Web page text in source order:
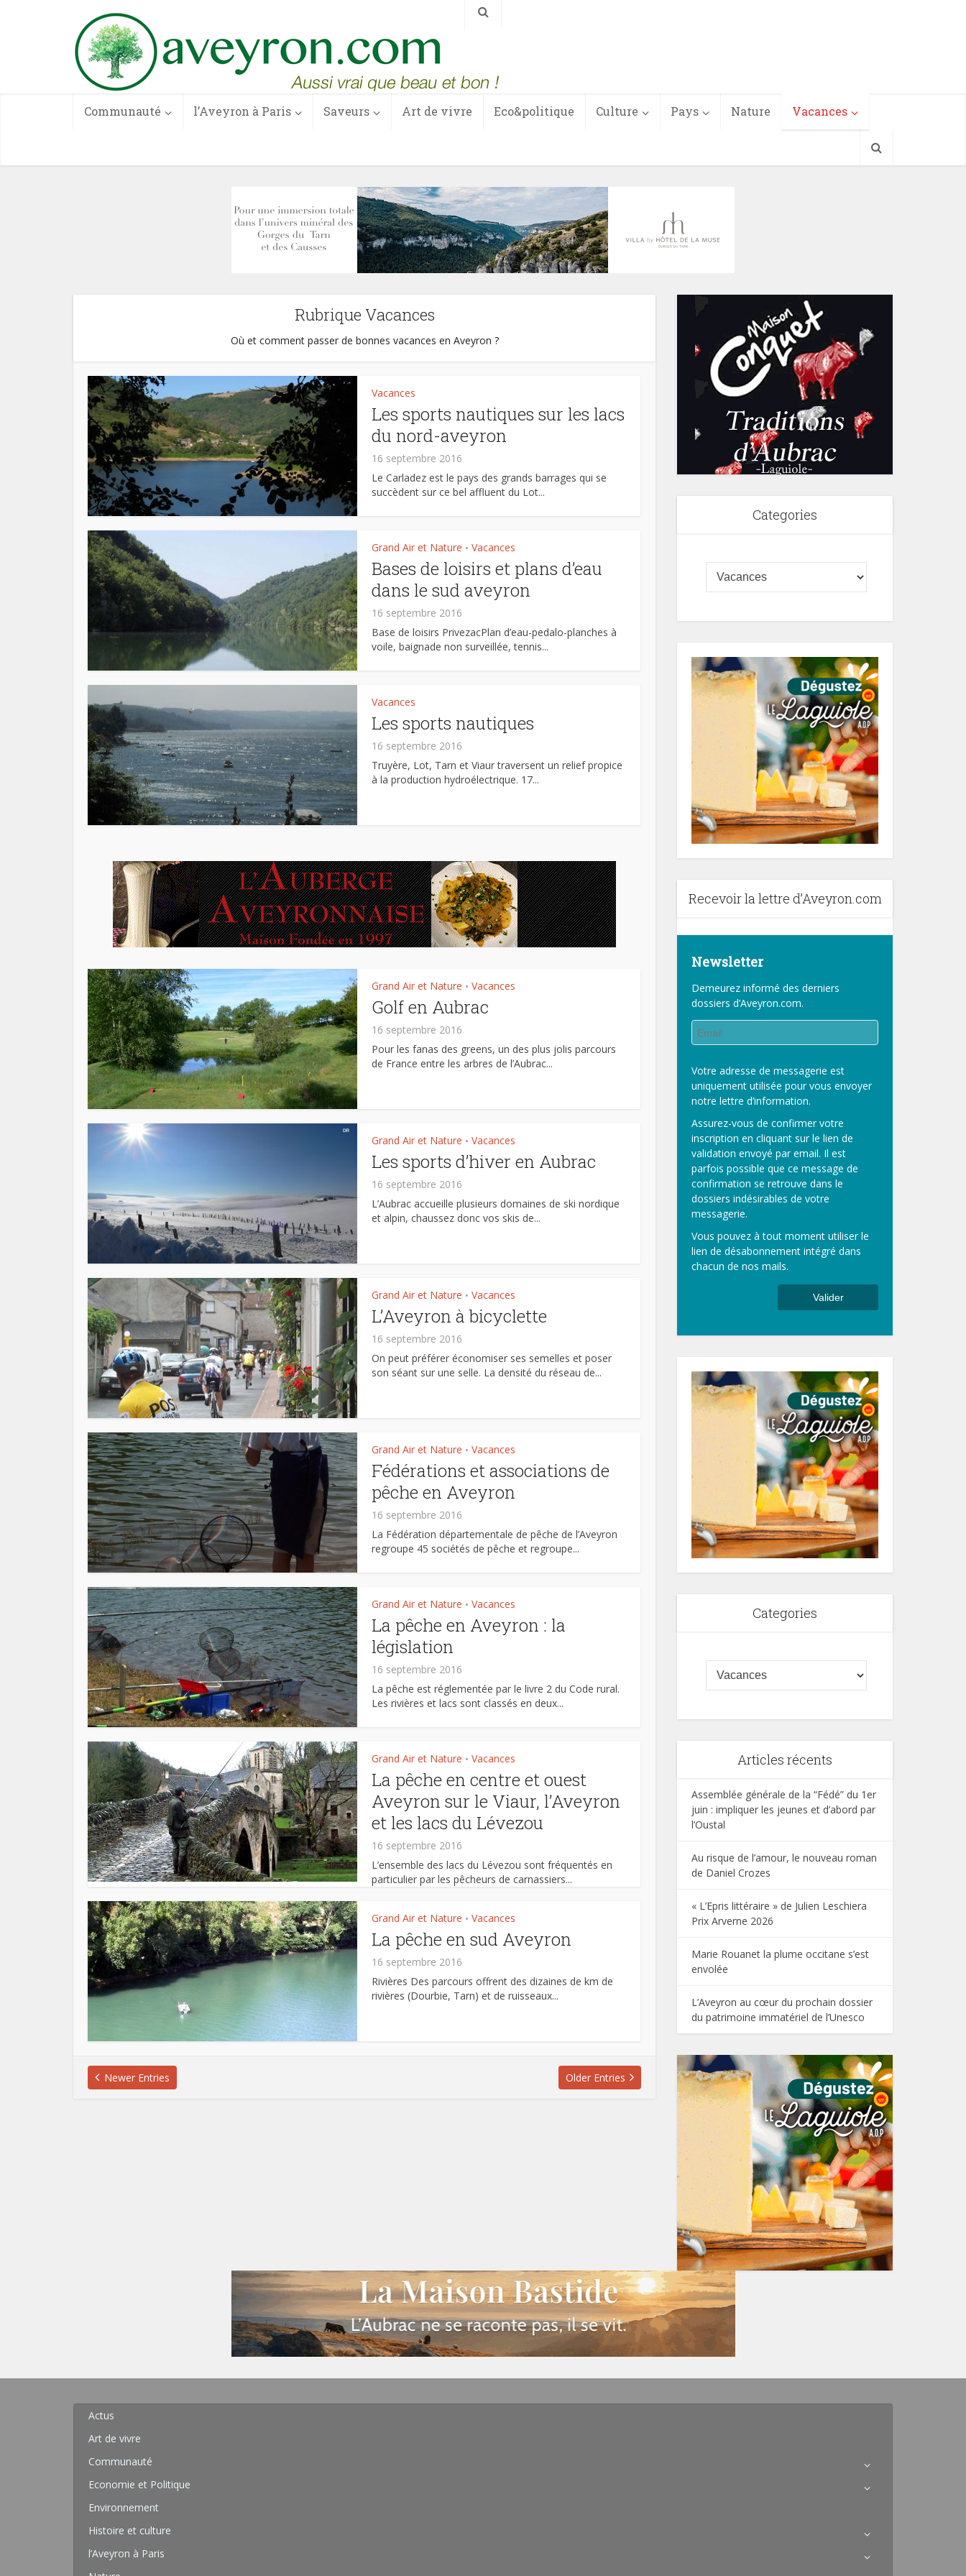
Communauté l’Aveyron à Paris Saveurs Art de vivre Eco&politique Culture Pays Nature Vacances
Rubrique Vacances
Où et comment passer de bonnes vacances en Aveyron ?
Vacances
Les sports nautiques sur les lacs
du nord-aveyron
16 septembre 2016
Le Carladez est le pays des grands barrages qui se
succèdent sur ce bel affluent du Lot...
Grand Air et Nature • Vacances
Bases de loisirs et plans d’eau
dans le sud aveyron
16 septembre 2016
Base de loisirs PrivezacPlan d’eau-pedalo-planches à
voile, baignade non surveillée, tennis...
Vacances
Les sports nautiques
16 septembre 2016
Truyère, Lot, Tarn et Viaur traversent un relief propice
à la production hydroélectrique. 17...
Grand Air et Nature • Vacances
Golf en Aubrac
16 septembre 2016
Pour les fanas des greens, un des plus jolis parcours
de France entre les arbres de l’Aubrac...
Grand Air et Nature • Vacances
Les sports d’hiver en Aubrac
16 septembre 2016
L’Aubrac accueille plusieurs domaines de ski nordique
et alpin, chaussez donc vos skis de...
Grand Air et Nature • Vacances
L’Aveyron à bicyclette
16 septembre 2016
On peut préférer économiser ses semelles et poser
son séant sur une selle. La densité du réseau de...
Grand Air et Nature • Vacances
Fédérations et associations de
pêche en Aveyron
16 septembre 2016
La Fédération départementale de pêche de l’Aveyron
regroupe 45 sociétés de pêche et regroupe...
Grand Air et Nature • Vacances
La pêche en Aveyron : la
législation
16 septembre 2016
La pêche est réglementée par le livre 2 du Code rural.
Les rivières et lacs sont classés en deux...
Grand Air et Nature • Vacances
La pêche en centre et ouest
Aveyron sur le Viaur, l’Aveyron
et les lacs du Lévezou
16 septembre 2016
L’ensemble des lacs du Lévezou sont fréquentés en
particulier par les pêcheurs de carnassiers...
Grand Air et Nature • Vacances
La pêche en sud Aveyron
16 septembre 2016
Rivières Des parcours offrent des dizaines de km de
rivières (Dourbie, Tarn) et de ruisseaux...
Older Entries
Newer Entries
Categories
Recevoir la lettre d’Aveyron.com
Newsletter
Demeurez informé des derniers
dossiers d’Aveyron.com.
Votre adresse de messagerie est
uniquement utilisée pour vous envoyer
notre lettre d’information.
Assurez-vous de confirmer votre
inscription en cliquant sur le lien de
validation envoyé par email. Il est
parfois possible que ce message de
confirmation se retrouve dans le
dossiers indésirables de votre
messagerie.
Vous pouvez à tout moment utiliser le
lien de désabonnement intégré dans
chacun de nos mails.
Categories
Articles récents
Assemblée générale de la “Fédé” du 1er
juin : impliquer les jeunes et d’abord par
l’Oustal
Au risque de l’amour, le nouveau roman
de Daniel Crozes
« L’Epris littéraire » de Julien Leschiera
Prix Arverne 2026
Marie Rouanet la plume occitane s’est
envolée
L’Aveyron au cœur du prochain dossier
du patrimoine immatériel de l’Unesco
Actus
Art de vivre
Communauté
Economie et Politique
Environnement
Histoire et culture
l’Aveyron à Paris